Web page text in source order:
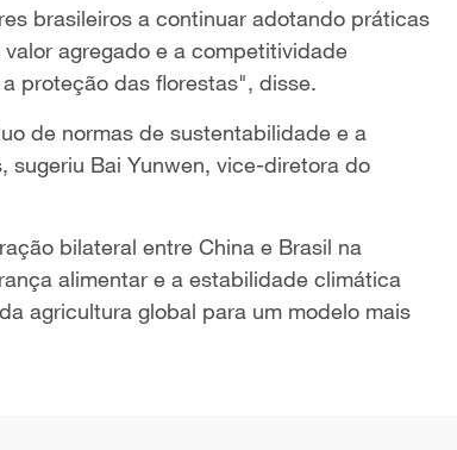
brasileiros a continuar adotando práticas
agregado e a competitividade
proteção das florestas", disse.
de normas de sustentabilidade e a
sugeriu Bai Yunwen, vice-diretora do
bilateral entre China e Brasil na
alimentar e a estabilidade climática
agricultura global para um modelo mais